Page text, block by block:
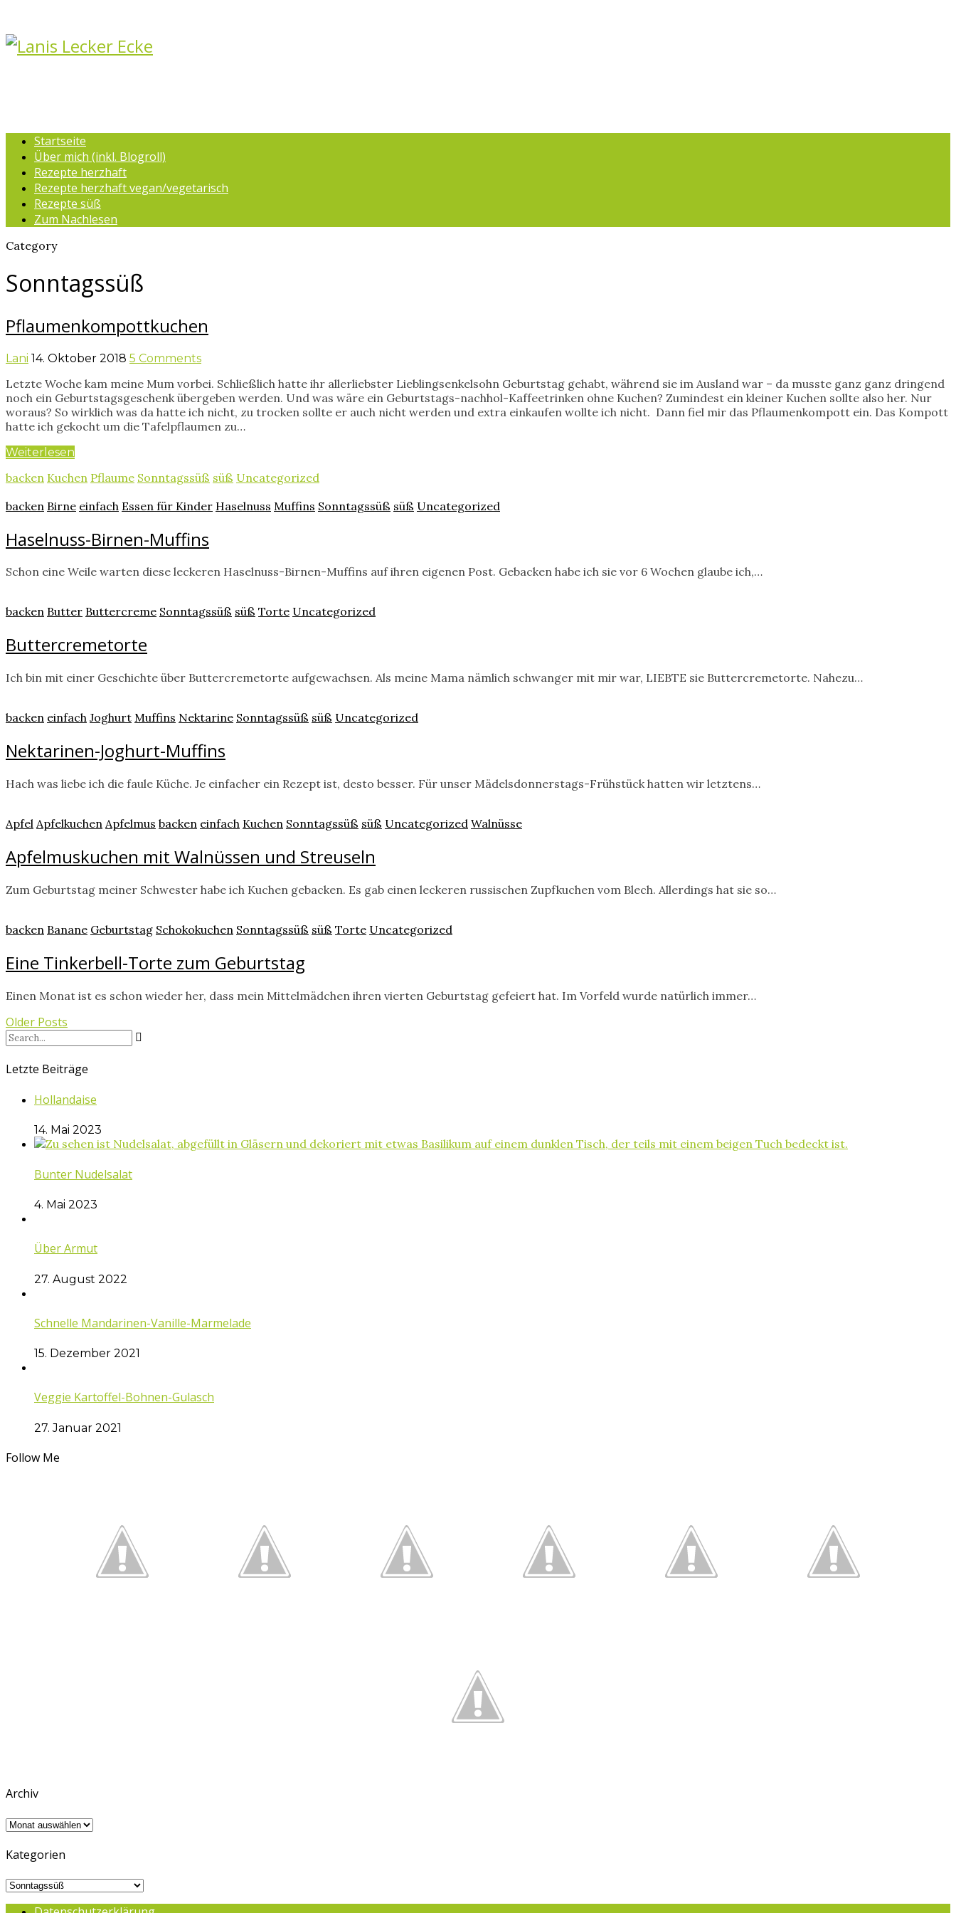
Startseite
Über mich (inkl. Blogroll)
Rezepte herzhaft
Rezepte herzhaft vegan/vegetarisch
Rezepte süß
Zum Nachlesen
Category
Sonntagssüß
Pflaumenkompottkuchen
Lani 14. Oktober 2018 5 Comments
Letzte Woche kam meine Mum vorbei. Schließlich hatte ihr allerliebster Lieblingsenkelsohn Geburtstag gehabt, während sie im Ausland war – da musste ganz ganz dringend
noch ein Geburtstagsgeschenk übergeben werden. Und was wäre ein Geburtstags-nachhol-Kaffeetrinken ohne Kuchen? Zumindest ein kleiner Kuchen sollte also her. Nur
woraus? So wirklich was da hatte ich nicht, zu trocken sollte er auch nicht werden und extra einkaufen wollte ich nicht. Dann fiel mir das Pflaumenkompott ein. Das Kompott
hatte ich gekocht um die Tafelpflaumen zu…
Weiterlesen
backen Kuchen Pflaume Sonntagssüß süß Uncategorized
backen Birne einfach Essen für Kinder Haselnuss Muffins Sonntagssüß süß Uncategorized
Haselnuss-Birnen-Muffins
Schon eine Weile warten diese leckeren Haselnuss-Birnen-Muffins auf ihren eigenen Post. Gebacken habe ich sie vor 6 Wochen glaube ich,…
backen Butter Buttercreme Sonntagssüß süß Torte Uncategorized
Buttercremetorte
Ich bin mit einer Geschichte über Buttercremetorte aufgewachsen. Als meine Mama nämlich schwanger mit mir war, LIEBTE sie Buttercremetorte. Nahezu…
backen einfach Joghurt Muffins Nektarine Sonntagssüß süß Uncategorized
Nektarinen-Joghurt-Muffins
Hach was liebe ich die faule Küche. Je einfacher ein Rezept ist, desto besser. Für unser Mädelsdonnerstags-Frühstück hatten wir letztens…
Apfel Apfelkuchen Apfelmus backen einfach Kuchen Sonntagssüß süß Uncategorized Walnüsse
Apfelmuskuchen mit Walnüssen und Streuseln
Zum Geburtstag meiner Schwester habe ich Kuchen gebacken. Es gab einen leckeren russischen Zupfkuchen vom Blech. Allerdings hat sie so…
backen Banane Geburtstag Schokokuchen Sonntagssüß süß Torte Uncategorized
Eine Tinkerbell-Torte zum Geburtstag
Einen Monat ist es schon wieder her, dass mein Mittelmädchen ihren vierten Geburtstag gefeiert hat. Im Vorfeld wurde natürlich immer…
Older Posts
Letzte Beiträge
Hollandaise
14. Mai 2023
Bunter Nudelsalat
4. Mai 2023
Über Armut
27. August 2022
Schnelle Mandarinen-Vanille-Marmelade
15. Dezember 2021
Veggie Kartoffel-Bohnen-Gulasch
27. Januar 2021
Follow Me
Archiv
Archiv
Kategorien
Kategorien